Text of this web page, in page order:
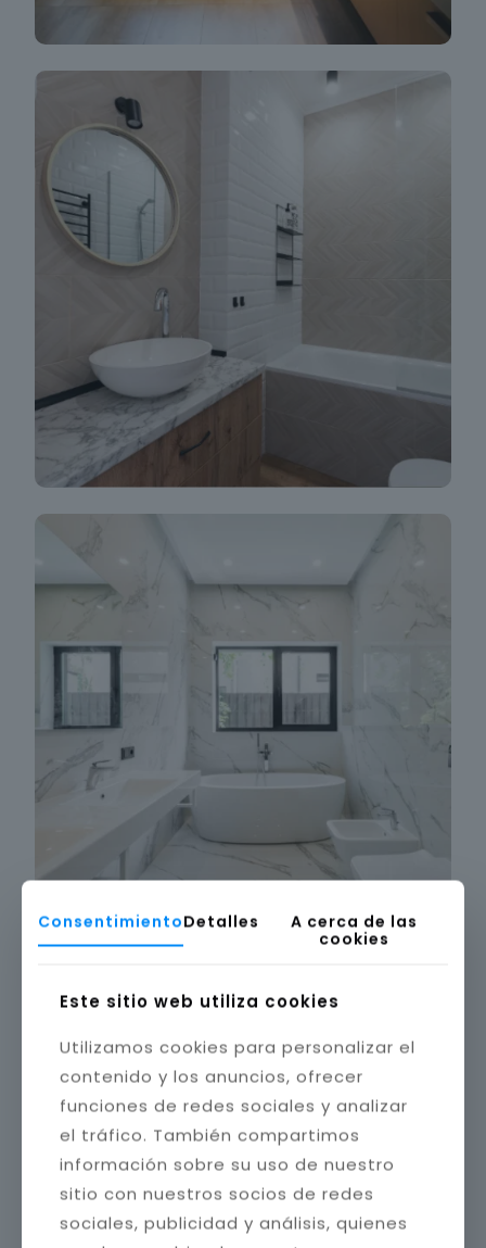
ConsentimientoDetalles
A cerca de las
cookies
Este sitio web utiliza cookies
Utilizamos cookies para personalizar el
contenido y los anuncios, ofrecer
funciones de redes sociales y analizar
el tráfico. También compartimos
información sobre su uso de nuestro
sitio con nuestros socios de redes
sociales, publicidad y análisis, quienes